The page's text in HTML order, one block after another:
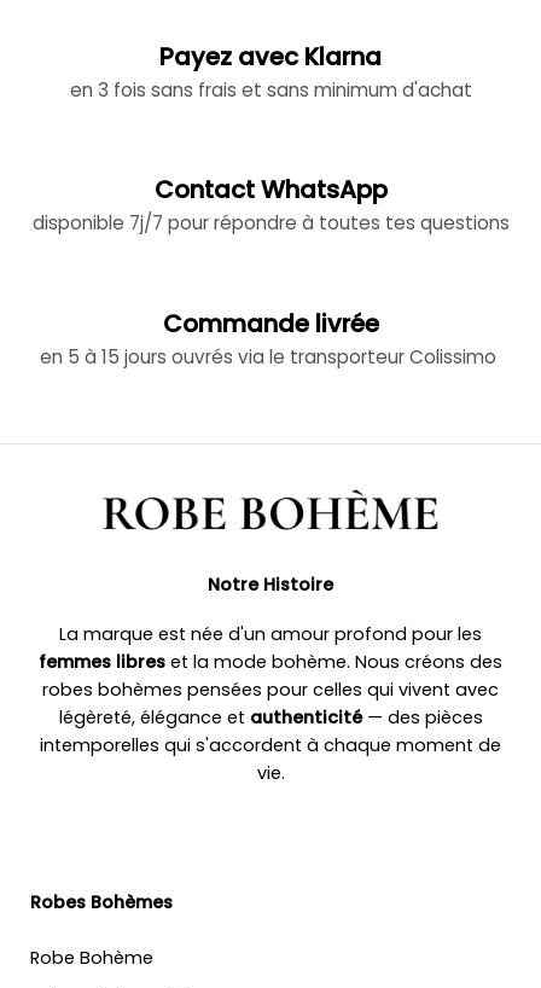
Payez avec Klarna
en 3 fois sans frais et sans minimum d'achat
Contact WhatsApp
disponible 7j/7 pour répondre à toutes tes questions
Commande livrée
en 5 à 15 jours ouvrés via le transporteur Colissimo
Notre Histoire
La marque est née d'un amour profond pour les
femmes libres et la mode bohème. Nous créons des
robes bohèmes pensées pour celles qui vivent avec
légèreté, élégance et authenticité— des pièces
intemporelles qui s'accordent à chaque moment de
vie.
Robes Bohèmes
Robe Bohème